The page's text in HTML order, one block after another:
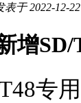
表于 2022-12-
增
专